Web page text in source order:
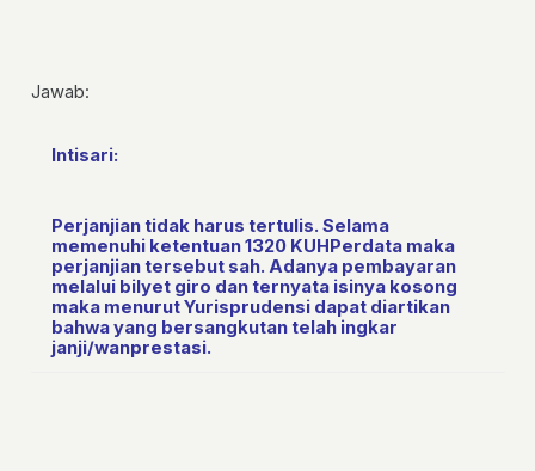
Jawab:
Intisari:
Perjanjian tidak harus tertulis. Selama
memenuhi ketentuan 1320 KUHPerdata maka
perjanjian tersebut sah. Adanya pembayaran
melalui bilyet giro dan ternyata isinya kosong
maka menurut Yurisprudensi dapat diartikan
bahwa yang bersangkutan telah ingkar
janji/wanprestasi.